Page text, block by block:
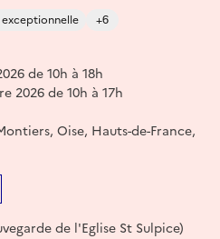
+6
de 10h à 18h
2026 de 10h à 17h
Oise, Hauts-de-France,
de l'Eglise St Sulpice)